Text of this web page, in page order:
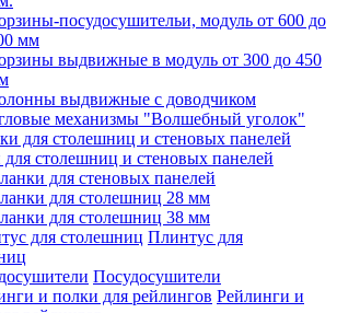
посудосушительи, модуль от 600 до
мм
выдвижные в модуль от 300 до 450
выдвижные с доводчиком
механизмы "Волшебный уголок"
столешниц и стеновых панелей
для стеновых панелей
для столешниц 28 мм
для столешниц 38 мм
Плинтус для
Посудосушители
Рейлинги и